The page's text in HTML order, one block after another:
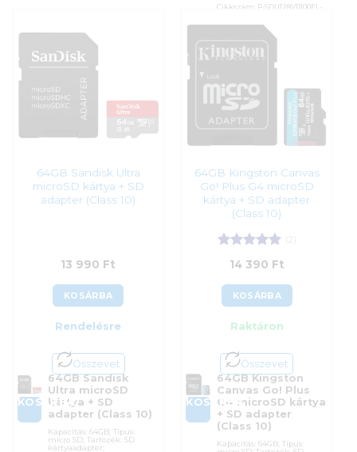
Kategória:Memóriakártyák
Garanciaidő:120 hónap
Azonosító:
13 490Ft
Cikkszám: P-SDU128V11100EL-
Memóriakártyák
Gyártó:PNY
Garanciaidő:
60 hónap
Azonosító:56442
13 790Ft
64GB Sandisk Ultra
microSD kártya + SD
adapter (Class 10)
13 990 Ft
KOSÁRBA
Rendelésre
Összevet
KOSÁRBA
64GB Sandisk
Ultra microSD
kártya + SD
adapter (Class 10)
Kapacitás: 64GB; Típus:
micro SD; Tartozék: SD
kártyaadapter;
64GB Kingston Canvas
Go! Plus G4 microSD
kártya + SD adapter
(Class 10)
Értékelés:5
/ 514 390 Ft
KOSÁRBA
Raktáron
Összevet
KOSÁRBA
64GB Kingston
Canvas Go! Plus
G4 microSD kártya
+ SD adapter
(Class 10)
Kapacitás: 64GB; Típus: